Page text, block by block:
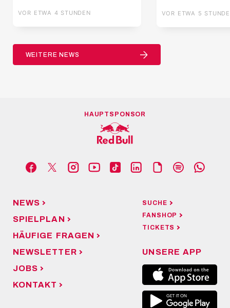
VOR ETWA 4 STUNDEN VOR ETWA 5
WEITERE NEWS
HAUPTSPONSOR
NEWS
SPIELPLAN
HÄUFIGE FRAGEN
NEWSLETTER
JOBS
KONTAKT
SUCHE
FANSHOP
TICKETS
UNSERE APP